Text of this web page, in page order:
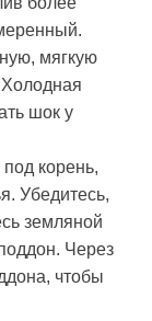
мягкую
шок у
корень,
Убедитесь,
земляной
Через
чтобы